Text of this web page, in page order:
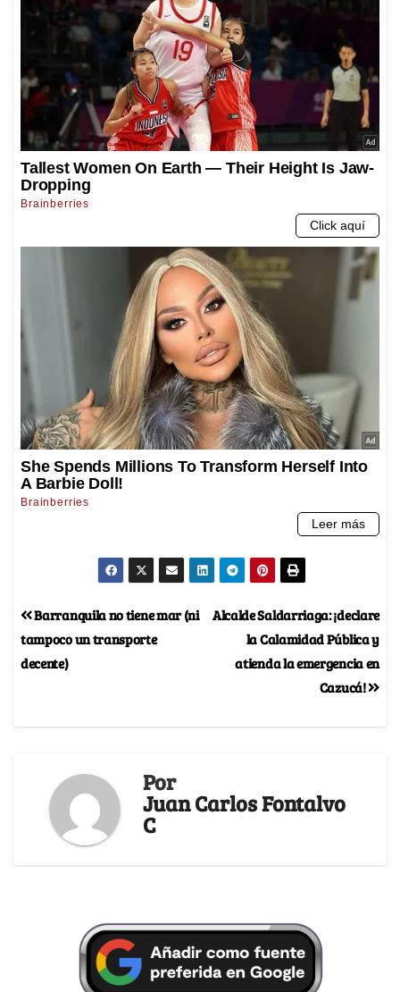
Alcalde Saldarriaga: ¡declare
la Calamidad Pública y
atienda la emergencia en
Cazucá!
Barranquila no tiene mar (ni
tampoco un transporte
decente)
Por
Juan Carlos Fontalvo
C